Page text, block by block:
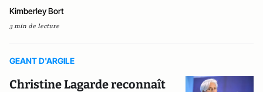
Kimberley Bort
3 min de lecture
GEANT D'ARGILE
Christine Lagarde reconnaît